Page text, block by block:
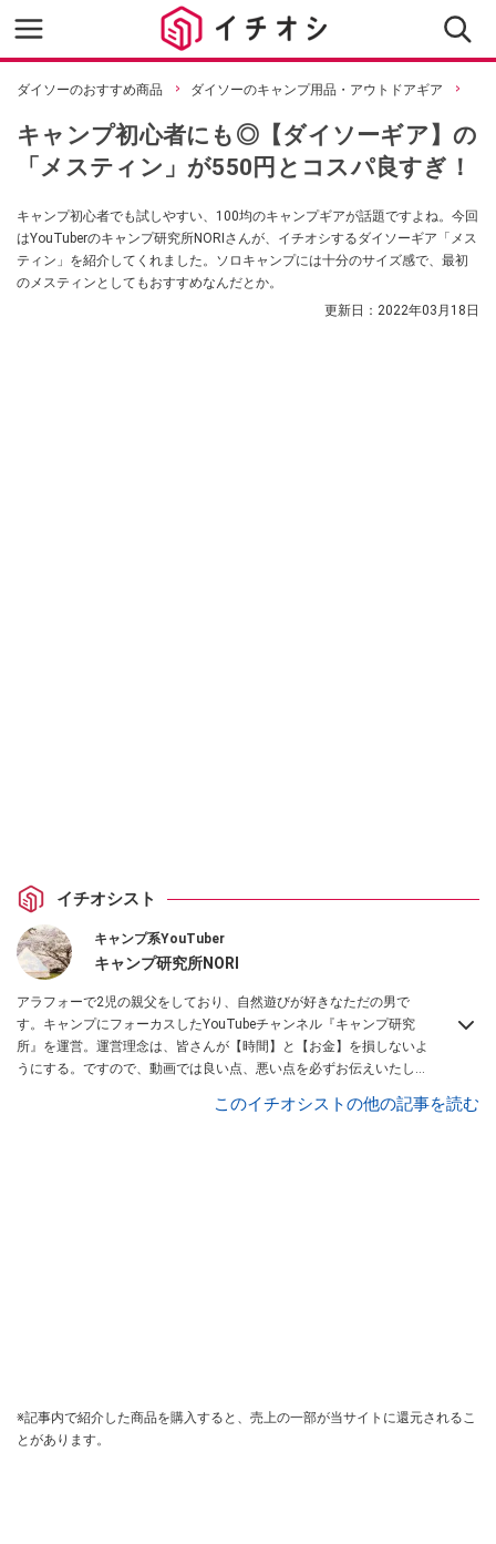
ダイソーのおすすめ商品 ダイソーのキャンプ用品・アウトドアギア
キャンプ初心者にも◎【ダイソーギア】の
「メスティン」が550円とコスパ良すぎ！
キャンプ初心者でも試しやすい、100均のキャンプギアが話題ですよね。今回
はYouTuberのキャンプ研究所NORIさんが、イチオシするダイソーギア「メス
ティン」を紹介してくれました。ソロキャンプには十分のサイズ感で、最初
のメスティンとしてもおすすめなんだとか。
更新日： 2022年03月18日
イチオシスト
キャンプ系YouTuber
キャンプ研究所NORI
アラフォーで2児の親父をしており、自然遊びが好きなただの男で
す。キャンプにフォーカスしたYouTubeチャンネル『キャンプ研究
所』を運営。運営理念は、皆さんが【時間】と【お金】を損しないよ
うにする。ですので、動画では良い点、悪い点を必ずお伝えいたしま
このイチオシストの他の記事を読む
※記事内で紹介した商品を購入すると、売上の一部が当サイトに還元されるこ
とがあります。